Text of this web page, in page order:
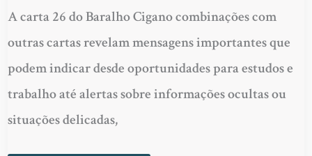
A carta 26 do Baralho Cigano combinações com
outras cartas revelam mensagens importantes que
podem indicar desde oportunidades para estudos e
trabalho até alertas sobre informações ocultas ou
situações delicadas,
COMBINAÇÕES:
SIGNIFICADOS
E
INTERPRETAÇÃO